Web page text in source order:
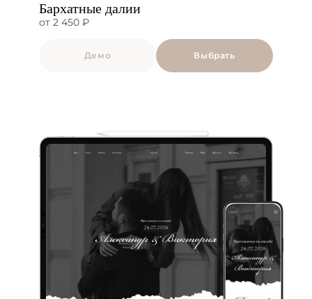
Бархатные далии
от 2 450 ₽
Демо Выбрать